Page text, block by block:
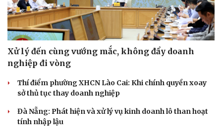
Xử lý đến cùng vướng mắc, không đẩy doanh
nghiệp đi vòng
Thí điểm phường XHCN Lào Cai: Khi chính quyền xoay
sở thủ tục thay doanh nghiệp
Đà Nẵng: Phát hiện và xử lý vụ kinh doanh lô than hoạt
tính nhập lậu